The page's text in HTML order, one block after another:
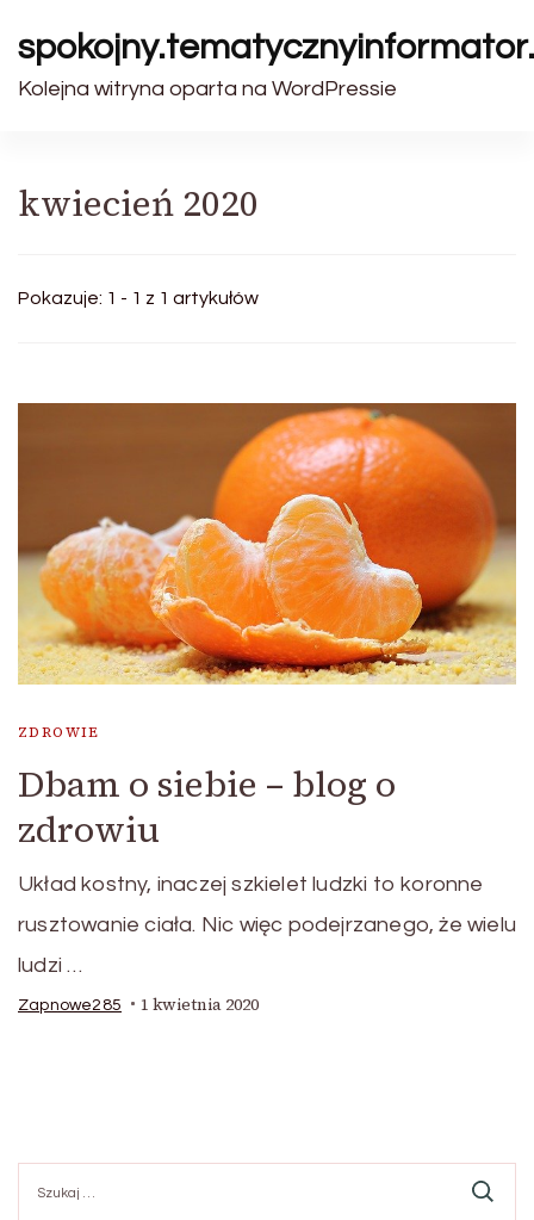
Kolejna witryna oparta na WordPressie
kwiecień 2020
Pokazuje: 1 - 1 z 1 artykułów
ZDROWIE
Dbam o siebie – blog o
zdrowiu
Układ kostny, inaczej szkielet ludzki to koronne
rusztowanie ciała. Nic więc podejrzanego, że wielu
ludzi …
Zapnowe285 1 kwietnia 2020